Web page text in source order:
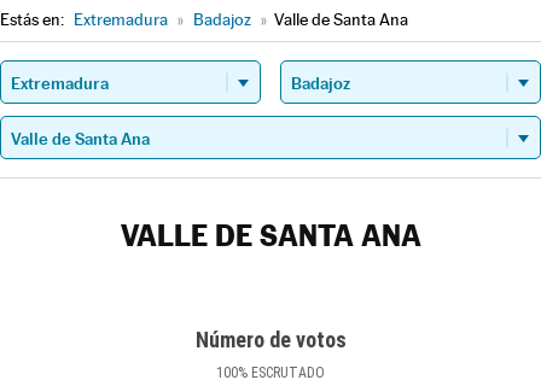
Estás en: Extremadura » Badajoz » Valle de Santa Ana
VALLE DE SANTA ANA
Número de votos
100% ESCRUTADO